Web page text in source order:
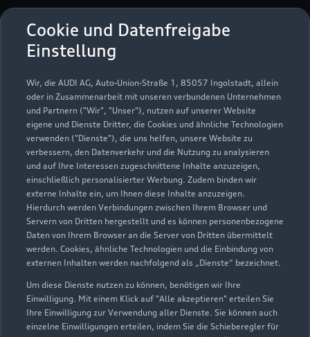
Cookie und Datenfreigabe
Einstellung
Wir, die AUDI AG, Auto-Union-Straße 1, 85057 Ingolstadt, allein
oder in Zusammenarbeit mit unseren verbundenen Unternehmen
und Partnern ("Wir", "Unser"), nutzen auf unserer Website
eigene und Dienste Dritter, die Cookies und ähnliche Technologien
verwenden ("Dienste"), die uns helfen, unsere Website zu
verbessern, den Datenverkehr und die Nutzung zu analysieren
und auf Ihre Interessen zugeschnittene Inhalte anzuzeigen,
einschließlich personalisierter Werbung. Zudem binden wir
externe Inhalte ein, um Ihnen diese Inhalte anzuzeigen.
Hierdurch werden Verbindungen zwischen Ihrem Browser und
Servern von Dritten hergestellt und es können personenbezogene
Daten von Ihrem Browser an die Server von Dritten übermittelt
werden. Cookies, ähnliche Technologien und die Einbindung von
externen Inhalten werden nachfolgend als „Dienste“ bezeichnet.
Um diese Dienste nutzen zu können, benötigen wir Ihre
Einwilligung. Mit einem Klick auf "Alle akzeptieren" erteilen Sie
Ihre Einwilligung zur Verwendung aller Dienste. Sie können auch
einzelne Einwilligungen erteilen, indem Sie die Schieberegler für
Serviceberater kontaktieren
Servicetermin vereinbaren
Otto Marx GmbH
Freilassing Süd
Servicepartner e-tron